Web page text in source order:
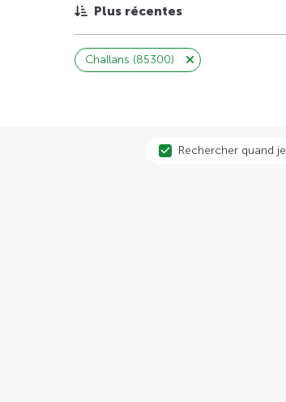
Plus récentes
Challans (85300)
Rechercher quand